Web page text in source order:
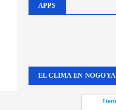
APPS
EL CLIMA EN NOGOYA